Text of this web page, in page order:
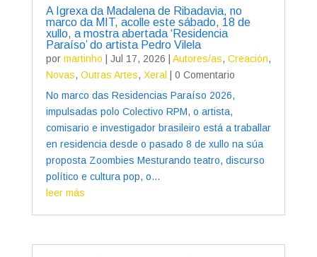
A Igrexa da Madalena de Ribadavia, no
marco da MIT, acolle este sábado, 18 de
xullo, a mostra abertada ‘Residencia
Paraíso’ do artista Pedro Vilela
por martinho Jul 17, 2026 Autores/as, Creación,
Novas, Outras Artes, Xeral
| 0 Comentario
No marco das Residencias Paraíso 2026,
impulsadas polo Colectivo RPM, o artista,
comisario e investigador brasileiro está a traballar
en residencia desde o pasado 8 de xullo na súa
proposta Zoombies Mesturando teatro, discurso
político e cultura pop, o...
leer más